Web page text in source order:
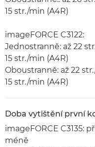
15 str./min (A4R)
imageFORCE C3122:
Jednostranně: až 22
15 str./min (A4R)
Oboustranně: až 22
15 str./min (A4R)
Doba vytištění první
imageFORCE C3135:
méně